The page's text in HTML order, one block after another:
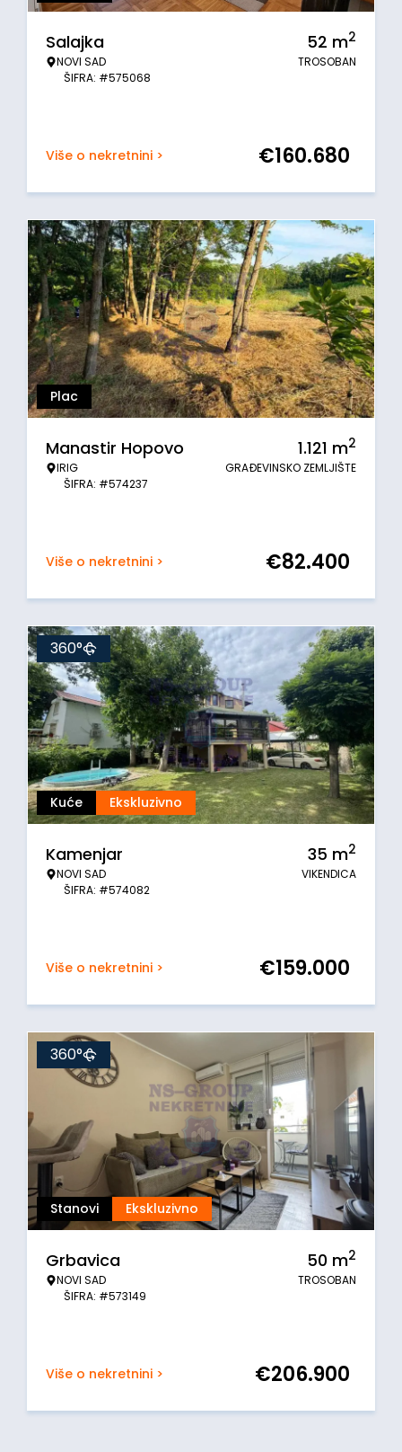
Salajka
NOVI SAD
ŠIFRA: #575068
52 m2
TROSOBAN
Više o nekretnini > €160.680
Plac
Manastir Hopovo
IRIG
ŠIFRA: #574237
1.121 m2
GRAĐEVINSKO ZEMLJIŠTE
Više o nekretnini > €82.400
Kuće Ekskluzivno
360°
Kamenjar
NOVI SAD
ŠIFRA: #574082
35 m2
VIKENDICA
Više o nekretnini > €159.000
Stanovi Ekskluzivno
360°
Grbavica
NOVI SAD
ŠIFRA: #573149
50 m2
TROSOBAN
Više o nekretnini > €206.900